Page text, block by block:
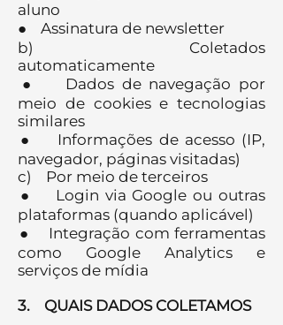
aluno
● Assinatura de newsletter
b) Coletados
automaticamente
● Dados de navegação por
meio de cookies e tecnologias
similares
● Informações de acesso (IP,
navegador, páginas visitadas)
c) Por meio de terceiros
● Login via Google ou outras
plataformas (quando aplicável)
● Integração com ferramentas
como Google Analytics e
serviços de mídia
3. QUAIS DADOS COLETAMOS